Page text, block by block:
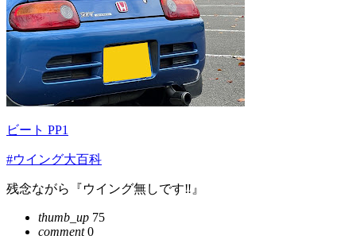
ビート PP1
#ウイング大百科
残念ながら『ウイング無しです‼️』
thumb_up 75
comment0